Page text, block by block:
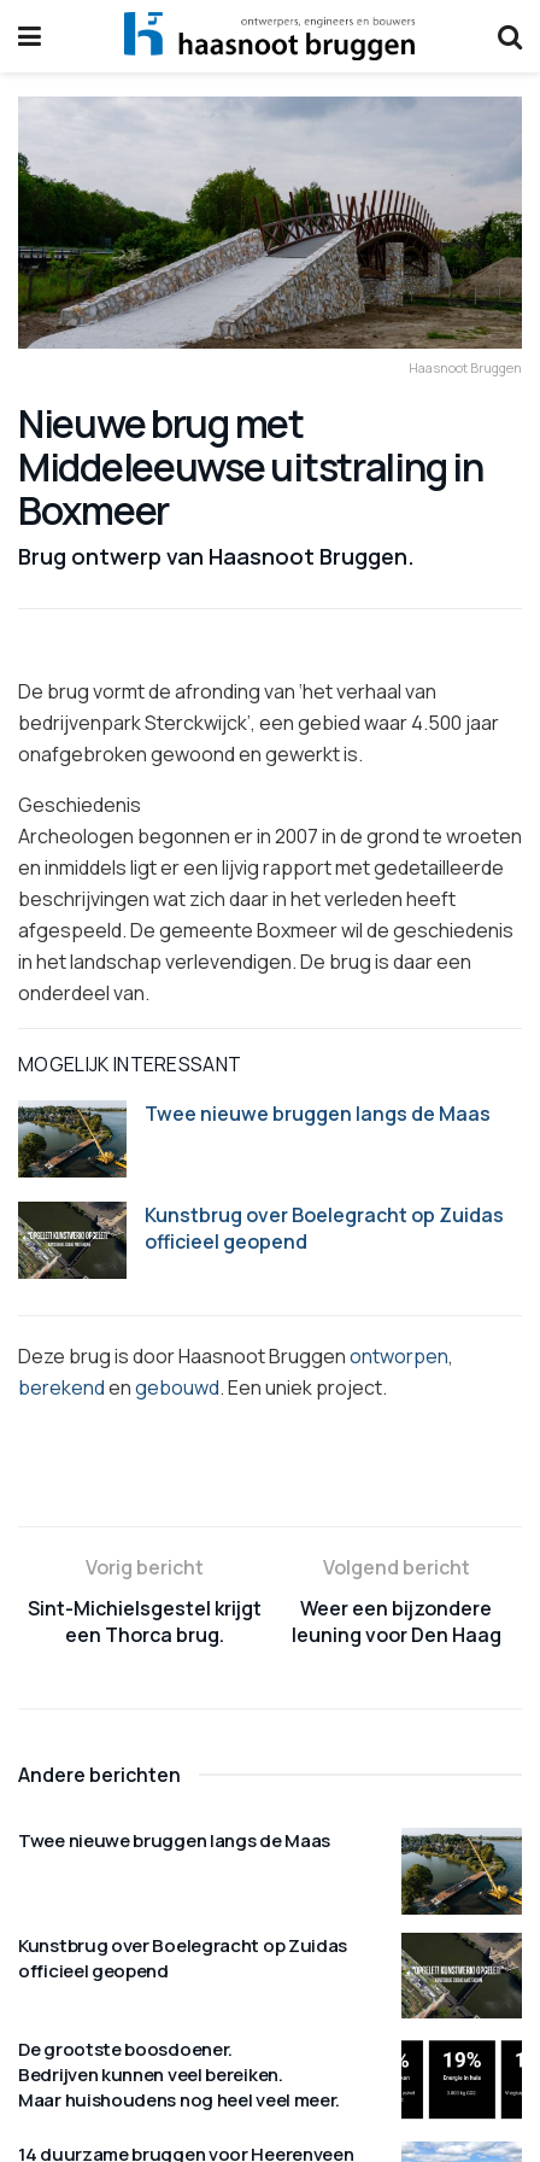
Haasnoot Bruggen
Nieuwe brug met
Middeleeuwse uitstraling in
Boxmeer
Brug ontwerp van Haasnoot Bruggen.
De brug vormt de afronding van ‘het verhaal van
bedrijvenpark Sterckwijck’, een gebied waar 4.500 jaar
onafgebroken gewoond en gewerkt is.
Geschiedenis
Archeologen begonnen er in 2007 in de grond te wroeten
en inmiddels ligt er een lijvig rapport met gedetailleerde
beschrijvingen wat zich daar in het verleden heeft
afgespeeld. De gemeente Boxmeer wil de geschiedenis
in het landschap verlevendigen. De brug is daar een
onderdeel van.
MOGELIJK INTERESSANT
Twee nieuwe bruggen langs de Maas
Kunstbrug over Boelegracht op Zuidas
officieel geopend
Deze brug is door Haasnoot Bruggenontworpen,
berekendengebouwd. Een uniek project.
Vorig bericht
Sint-Michielsgestel krijgt
een Thorca brug.
Volgend bericht
Weer een bijzondere
leuning voor Den Haag
Andere berichten
Twee nieuwe bruggen langs de Maas
Kunstbrug over Boelegracht op Zuidas
officieel geopend
De grootste boosdoener.
Bedrijven kunnen veel bereiken.
Maar huishoudens nog heel veel meer.
14 duurzame bruggen voor Heerenveen